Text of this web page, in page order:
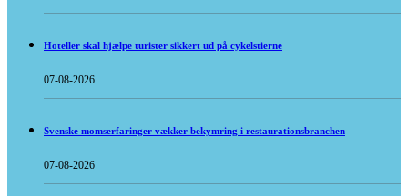
Hoteller skal hjælpe turister sikkert ud på cykelstierne
07-08-2026
Svenske momserfaringer vækker bekymring i restaurationsbranchen
07-08-2026